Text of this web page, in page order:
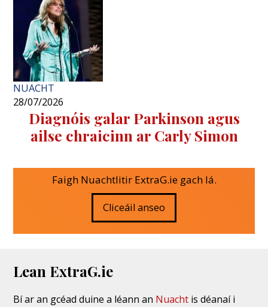
NUACHT
28/07/2026
Diagnóis galar Parkinson agus
ailse chraicinn ar Carly Simon
Faigh Nuachtlitir ExtraG.ie gach lá.
Cliceáil anseo
Lean ExtraG.ie
Bí ar an gcéad duine a léann an Nuacht is déanaí i